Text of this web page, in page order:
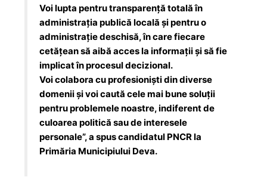
Voi lupta pentru transparență totală în
administrația publică locală și pentru o
administrație deschisă, în care fiecare
cetățean să aibă acces la informații și să fie
implicat în procesul decizional.
Voi colabora cu profesioniști din diverse
domenii și voi caută cele mai bune soluții
pentru problemele noastre, indiferent de
culoarea politică sau de interesele
personale”, a spus candidatul PNCR la
Primăria Municipiului Deva.